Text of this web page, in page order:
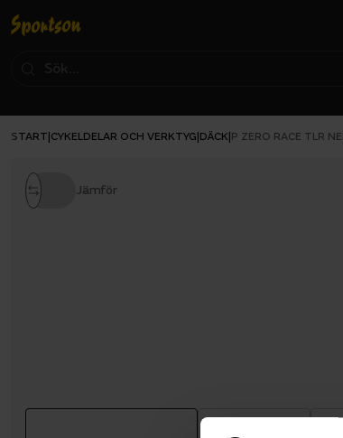
START CYKELDELAR OCH VERKTYG DÄCK P ZERO RACE TLR
Jämför